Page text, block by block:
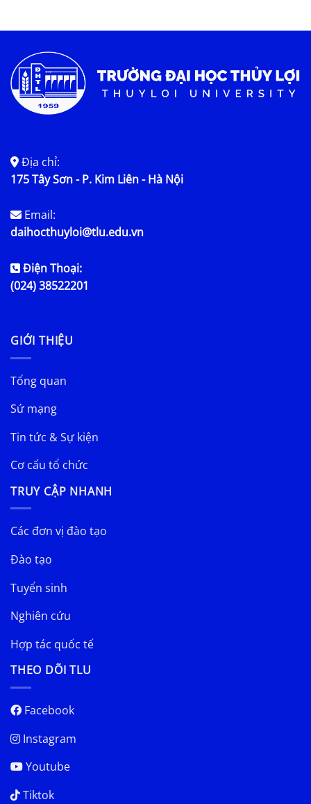
Tin tức chung
Địa chỉ:
175 Tây Sơn - P. Kim Liên - Hà Nội
Email:
daihocthuyloi@tlu.edu.vn
Điện Thoại:
(024) 38522201
GIỚI THIỆU
Tổng quan
Sứ mạng
Tin tức & Sự kiện
Cơ cấu tổ chức
TRUY CẬP NHANH
Các đơn vị đào tạo
Đào tạo
Tuyển sinh
Nghiên cứu
Hợp tác quốc tế
THEO DÕI TLU
Facebook
Instagram
Youtube
Tiktok